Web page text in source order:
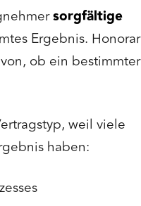
sorgfältige
Ergebnis. Honorar
ob ein bestimmter
weil viele
haben: